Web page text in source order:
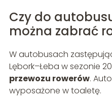
Czy do
można zabrać
W autobusach
Lębork–Łeba w sezonie
przewozu rowerów.
wyposażone w toaletę.